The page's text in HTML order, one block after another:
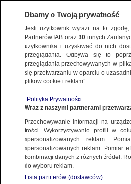
ŚWIAT
Rozmawiali o cieśninie
Zespół autorów
14.05.2026, 05:51Aktualizacja:
Posłuchaj artykułu
Czyta lektor AI
Dbamy o Twoją prywatność
Jeśli użytkownik wyrazi na to
Partnerów IAB oraz30 innych
użytkownika i uzyskiwać do nich
przeglądania. Odbywa się to
przeglądania przechowywanych w
się przetwarzaniu w oparciu o
plików cookie i reklam”.
Polityka Prywatności
Wraz z naszymi partnerami
Przechowywanie informacji na
treści. Wykorzystywanie profili w
spersonalizowanych reklam.
spersonalizowanych reklam. Pomiar
kombinacji danych z różnych źródeł.
do wyboru reklam.
Lista partnerów (dostawców)